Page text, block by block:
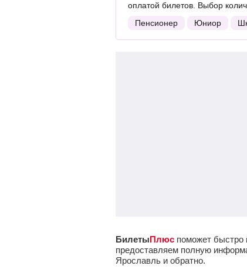
оплатой билетов. Выбор
Пенсионер
Юниор
БилетыПлюс поможет быстро
предоставляем полную
Ярославль и обратно.